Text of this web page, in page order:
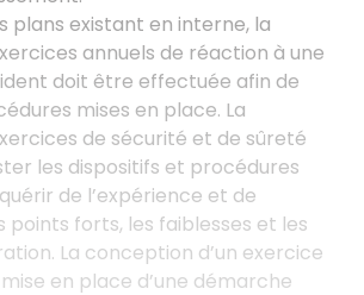
plans existant en interne, la
annuels de réaction à une
doit être effectuée afin de
mises en place. La
de sécurité et de sûreté
les dispositifs et procédures
de l’expérience et de
points forts, les faiblesses et les
La conception d’un exercice
en place d’une démarche